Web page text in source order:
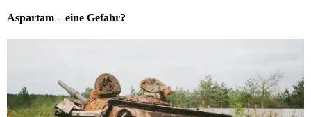
Aspartam – eine Gefahr?